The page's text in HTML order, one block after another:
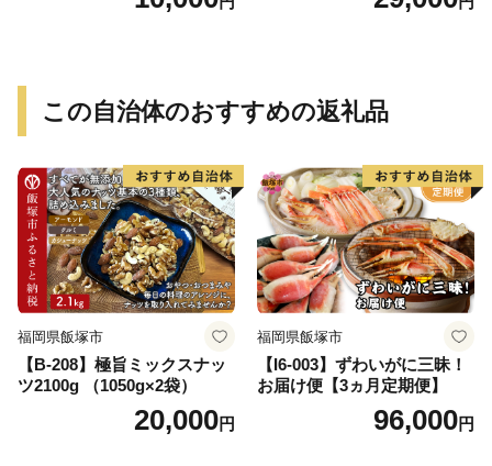
この自治体のおすすめの返礼品
福岡県飯塚市
【B-208】極旨ミックスナッ
ツ2100g （1050g×2袋）
20,000円
福岡県飯塚市
【I6-003】ずわいがに三昧！
お届け便【3ヵ月定期便】
96,000円